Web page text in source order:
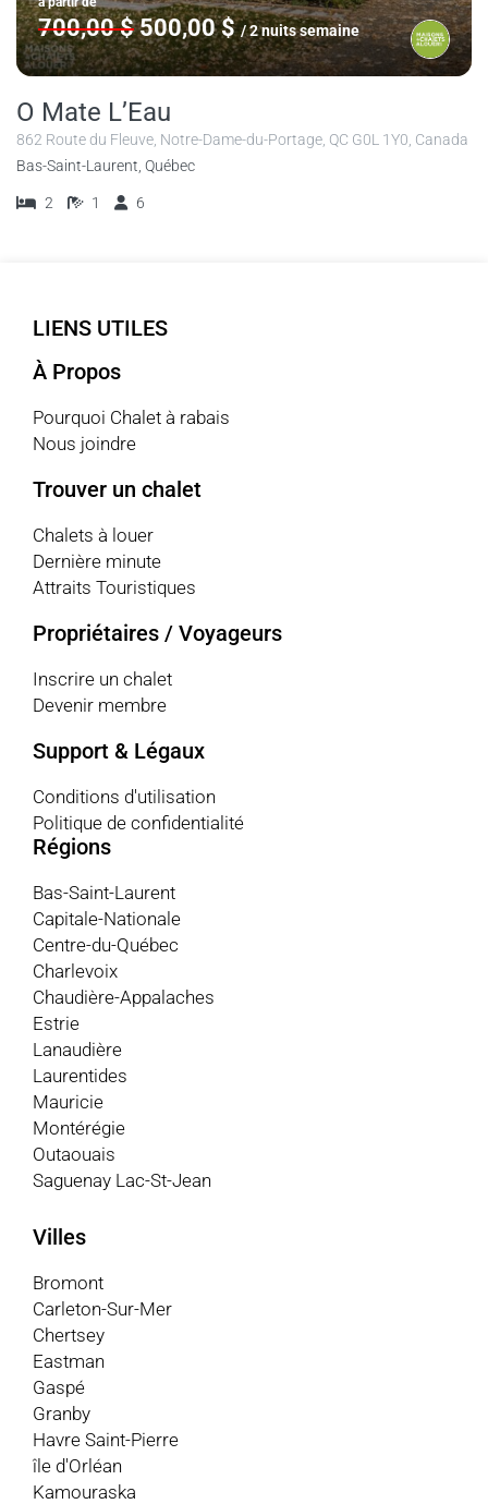
700,00 $ 500,00 $ / 2 nuits semaine
O Mate L’Eau
862 Route du Fleuve, Notre-Dame-du-Portage, QC G0L 1Y0, Canada
Bas-Saint-Laurent, Québec
2 1 6
LIENS UTILES
À Propos
Pourquoi Chalet à rabais
Nous joindre
Trouver un chalet
Chalets à louer
Dernière minute
Attraits Touristiques
Propriétaires / Voyageurs
Inscrire un chalet
Devenir membre
Support & Légaux
Conditions d'utilisation
Politique de confidentialité
Régions
Bas-Saint-Laurent
Capitale-Nationale
Centre-du-Québec
Charlevoix
Chaudière-Appalaches
Estrie
Lanaudière
Laurentides
Mauricie
Montérégie
Outaouais
Saguenay Lac-St-Jean
Villes
Bromont
Carleton-Sur-Mer
Chertsey
Eastman
Gaspé
Granby
Havre Saint-Pierre
île d'Orléan
Kamouraska